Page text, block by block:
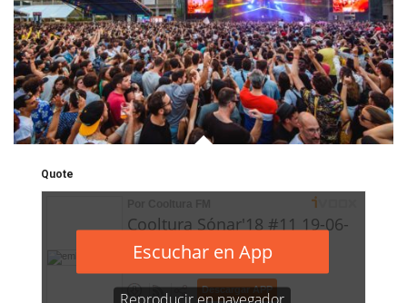
Quote